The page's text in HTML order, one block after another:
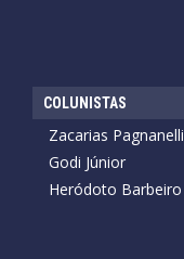
COLUNISTAS
Zacarias Pagnanelli
Godi Júnior
Heródoto Barbeiro